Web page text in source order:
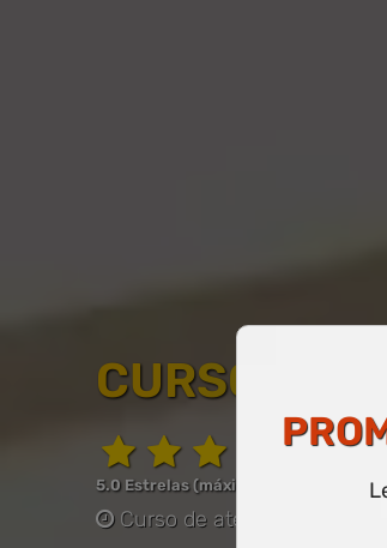
CURSO
5.0 Estrelas (máximo de 5.0)
Curso de até 60 horas